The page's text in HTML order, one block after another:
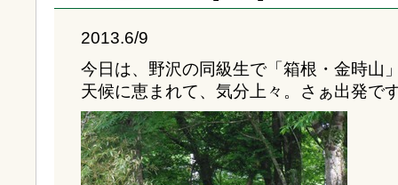
2013.6/9
今日は、野沢の同級生で「箱根・金時山
天候に恵まれて、気分上々。さぁ出発で